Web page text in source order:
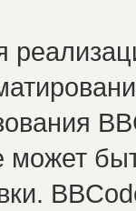
может